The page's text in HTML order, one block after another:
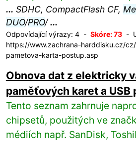
... SDHC, CompactFlash CF,
DUO/PRO/...
Odpovídající výrazy: 4 - Skóre: 73-
https://www.zachrana-harddisku.cz/
pametova-karta-postup.asp
Obnova dat z elektricky
paměťových karet a USB
Tento seznam zahrnuje
chipsetů, použitých ve
médiích např. SanDisk,